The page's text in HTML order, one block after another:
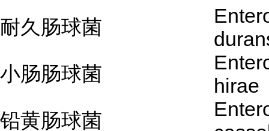
耐久肠球菌
小肠肠球菌
hirae
铅黄肠球菌